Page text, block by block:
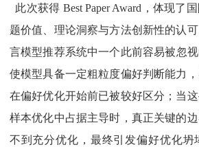
此次获得 Best Paper Award，体现了
题价值、理论洞察与方法创新性的认
言模型推荐系统中一个此前容易被忽
使模型具备一定粗粒度偏好判断能力
在偏好优化开始前已被较好区分；当
样本优化中占据主导时，真正关键的
不到充分优化，最终引发偏好优化坍